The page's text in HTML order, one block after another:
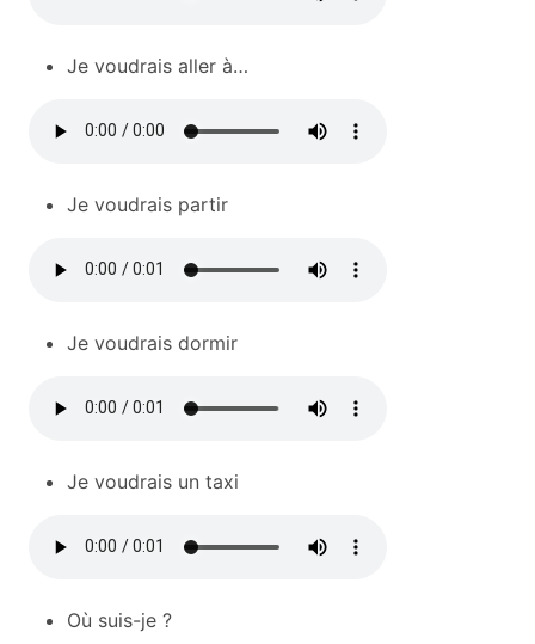
Je voudrais aller à…
Je voudrais partir
Je voudrais dormir
Je voudrais un taxi
Où suis-je ?